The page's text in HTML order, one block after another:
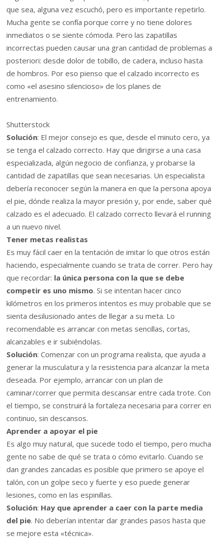
que sea, alguna vez escuchó, pero es importante repetirlo.
Mucha gente se confía porque corre y no tiene dolores
inmediatos o se siente cómoda. Pero las zapatillas
incorrectas pueden causar una gran cantidad de problemas a
posteriori: desde dolor de tobillo, de cadera, incluso hasta
de hombros. Por eso pienso que el calzado incorrecto es
como «el asesino silencioso» de los planes de
entrenamiento.
Shutterstock
Solución: El mejor consejo es que, desde el minuto cero, ya
se tenga el calzado correcto. Hay que dirigirse a una casa
especializada, algún negocio de confianza, y probarse la
cantidad de zapatillas que sean necesarias. Un especialista
debería reconocer según la manera en que la persona apoya
el pie, dónde realiza la mayor presión y, por ende, saber qué
calzado es el adecuado. El calzado correcto llevará el running
a un nuevo nivel.
Tener metas realistas
Es muy fácil caer en la tentación de imitar lo que otros están
haciendo, especialmente cuando se trata de correr. Pero hay
que recordar: la única persona con la que se debe
competir es uno mismo. Si se intentan hacer cinco
kilómetros en los primeros intentos es muy probable que se
sienta desilusionado antes de llegar a su meta. Lo
recomendable es arrancar con metas sencillas, cortas,
alcanzables e ir subiéndolas.
Solución: Comenzar con un programa realista, que ayuda a
generar la musculatura y la resistencia para alcanzar la meta
deseada. Por ejemplo, arrancar con un plan de
caminar/correr que permita descansar entre cada trote. Con
el tiempo, se construirá la fortaleza necesaria para correr en
continuo, sin descansos.
Aprender a apoyar el pie
Es algo muy natural, que sucede todo el tiempo, pero mucha
gente no sabe de qué se trata o cómo evitarlo. Cuando se
dan grandes zancadas es posible que primero se apoye el
talón, con un golpe seco y fuerte y eso puede generar
lesiones, como en las espinillas.
Solución: Hay que aprender a caer con la parte media
del pie. No deberían intentar dar grandes pasos hasta que
se mejore esta «técnica».